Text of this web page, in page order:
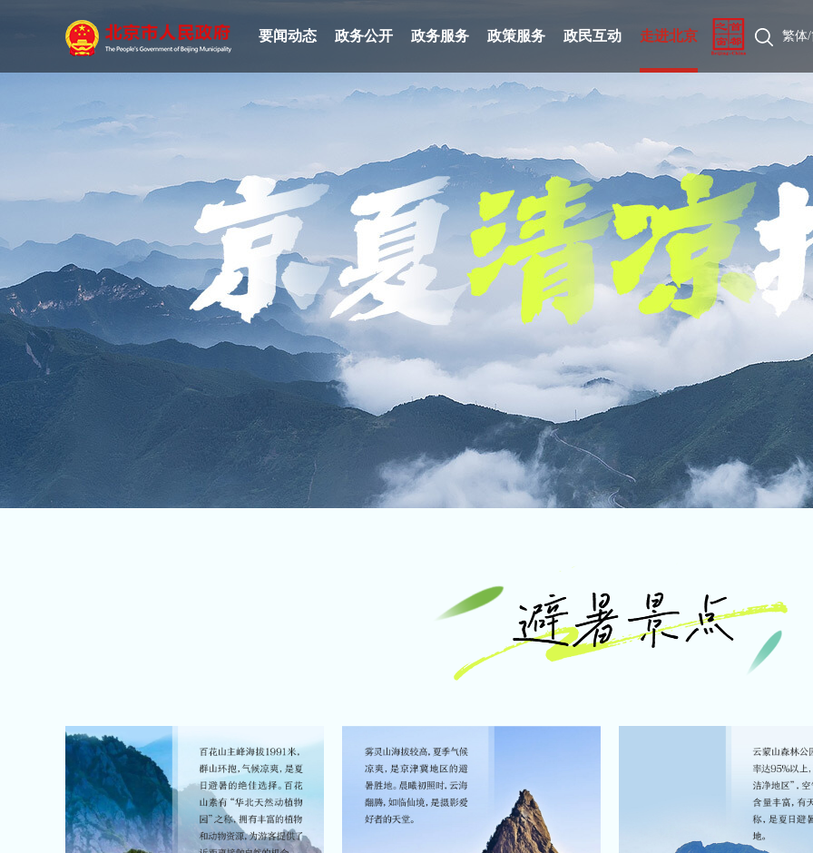
要闻动态 政务公开 政务服务 政策服务 政民互动 走进北京 繁体/